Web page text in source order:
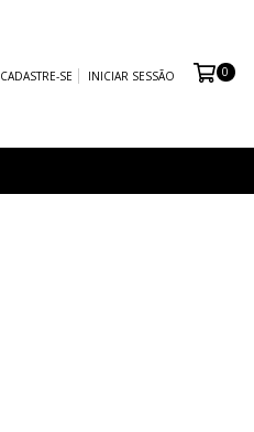
CADASTRE-SE INICIAR SESSÃO 0